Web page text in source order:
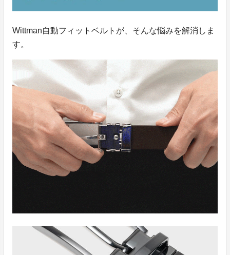
Wittman自動フィットベルトが、そんな悩みを解消しま
す。